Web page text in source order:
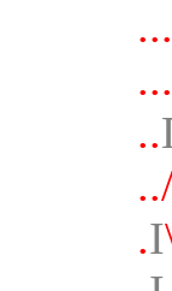
..
.I